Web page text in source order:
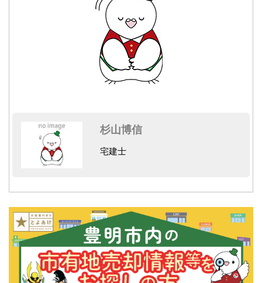
（３）本サイトに物件情報を掲載、情報更新をするた
（４）本サイトの運営向上等に資する調査、適正な不動
産取引の推進のための調査、各種研修会等の案内等、各
種アンケートの依頼、各種頒布物の販売、会員にとって
（５）本サイトの利用状況・掲載されている物件の傾
向、各種調査やアンケートの回答等を、個人が識別でき
ない形で集計・分析し、統計資料の作成及びその提供を
（６）指定不動産流通機構(宅地建物取引業法により国土
交通大臣の指定を受けた機構)の物件検索システムに物件
情報を提供し、成約後には成約情報(氏名は含みませ
ん。)を提供して利用します。
（７）本サイト及び当会、全国宅地建物取引業協会連合
会の不動産流通システムに物件情報流通システムに物件
杉山博信
宅建士